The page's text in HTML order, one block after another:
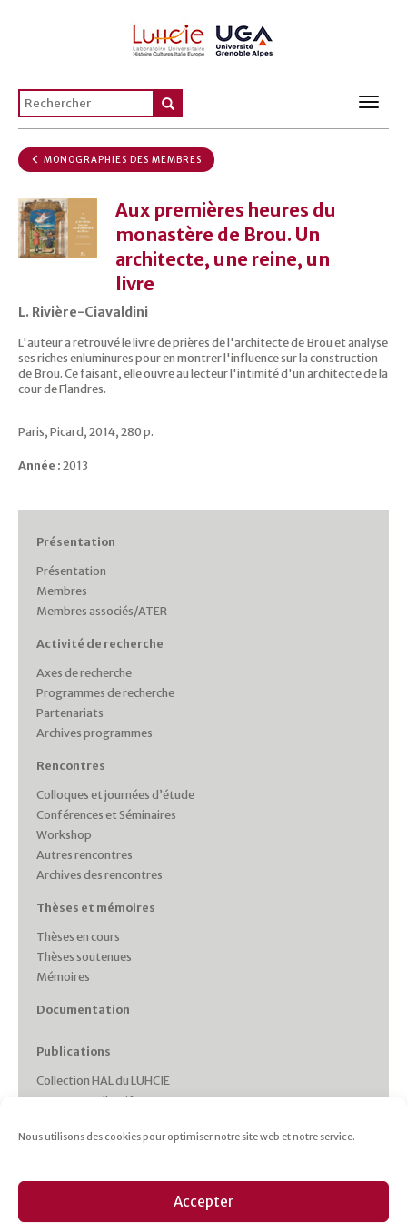
Nous utilisons des cookies pour optimiser notre site web et notre service.
Accepter
MONOGRAPHIES DES MEMBRES
Aux premières heures du
monastère de Brou. Un
architecte, une reine, un
livre
L. Rivière-Ciavaldini
L'auteur a retrouvé le livre de prières de l'architecte de Brou et analyse
ses riches enluminures pour en montrer l'influence sur la construction
de Brou. Ce faisant, elle ouvre au lecteur l'intimité d'un architecte de la
cour de Flandres.
Paris, Picard, 2014, 280 p.
Année : 2013
Présentation
Présentation
Membres
Membres associés/ATER
Activité de recherche
Axes de recherche
Programmes de recherche
Partenariats
Archives programmes
Rencontres
Colloques et journées d’étude
Conférences et Séminaires
Workshop
Autres rencontres
Archives des rencontres
Thèses et mémoires
Thèses en cours
Thèses soutenues
Mémoires
Documentation
Publications
Collection HAL du LUHCIE
Ouvrages collectifs
Working Papers
Italie plurielle
Cahiers d’études italiennes